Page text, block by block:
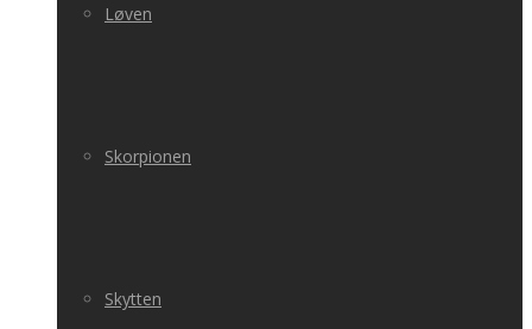
Løven
Skorpionen
Skytten